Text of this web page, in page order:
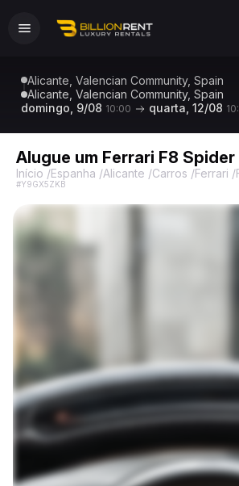
Alicante, Valencian Community, Spain
Alicante, Valencian Community, Spain
domingo, 9/08 10:00 quarta, 12/08
Alugue um Ferrari F8
Início /Espanha /Alicante /Carros /Ferrari /
#Y9GX5ZKB